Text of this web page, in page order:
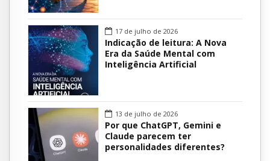
17 de julho de 2026
Indicação de leitura: A Nova
Era da Saúde Mental com
Inteligência Artificial
13 de julho de 2026
Por que ChatGPT, Gemini e
Claude parecem ter
personalidades diferentes?